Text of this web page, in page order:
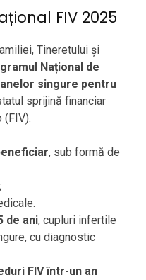
FIV 2025
Tineretului și
Național de
singure pentru
sprijină financiar
(FIV).
, sub formă de
de ani, cupluri infertile
cu diagnostic
FIV într-un an